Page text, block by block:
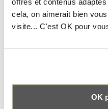
offres et contenus
cela, on aimerait bien
visite... C'est OK pour
OK